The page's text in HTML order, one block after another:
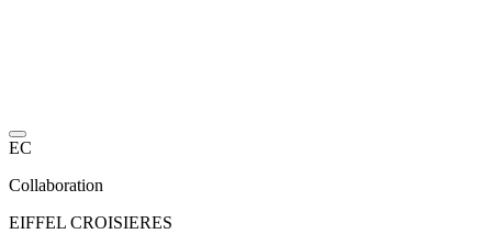
EC
Collaboration
EIFFEL CROISIERES